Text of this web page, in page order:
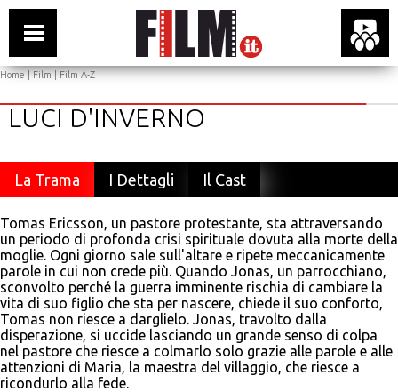
Home|Film|Film A-Z
LUCI D'INVERNO
La Trama I Dettagli Il Cast
Tomas Ericsson, un pastore protestante, sta attraversando
un periodo di profonda crisi spirituale dovuta alla morte della
moglie. Ogni giorno sale sull'altare e ripete meccanicamente
parole in cui non crede più. Quando Jonas, un parrocchiano,
sconvolto perché la guerra imminente rischia di cambiare la
vita di suo figlio che sta per nascere, chiede il suo conforto,
Tomas non riesce a darglielo. Jonas, travolto dalla
disperazione, si uccide lasciando un grande senso di colpa
nel pastore che riesce a colmarlo solo grazie alle parole e alle
attenzioni di Maria, la maestra del villaggio, che riesce a
ricondurlo alla fede.